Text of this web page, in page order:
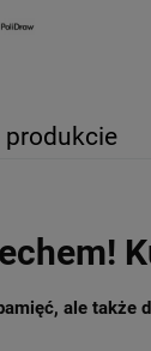
produkcie
ale także